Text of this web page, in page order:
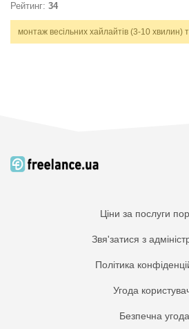
Рейтинг: 34
монтаж весільних хайлайтів (3-10 хвилин)
Ціни за послуги
Звя'затися з
Політика
Угода
Безпечна угода